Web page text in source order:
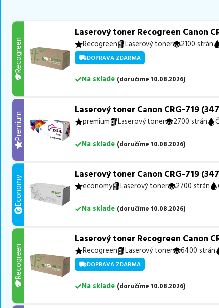
Recogreen
Laserový toner Recogreen Canon
Recogreen Laserový toner 2100 strán
DOPRAVA ZDARMA
Na sklade (doručíme 10.08.2026)
Premium
Laserový toner Canon CRG-719
premium Laserový toner 2700 strán
Na sklade (doručíme 10.08.2026)
Economy
Laserový toner Canon CRG-719
economy Laserový toner 2700 strán
Na sklade (doručíme 10.08.2026)
Recogreen
Laserový toner Recogreen Canon
Recogreen Laserový toner 6400 strán
DOPRAVA ZDARMA
Na sklade (doručíme 10.08.2026)